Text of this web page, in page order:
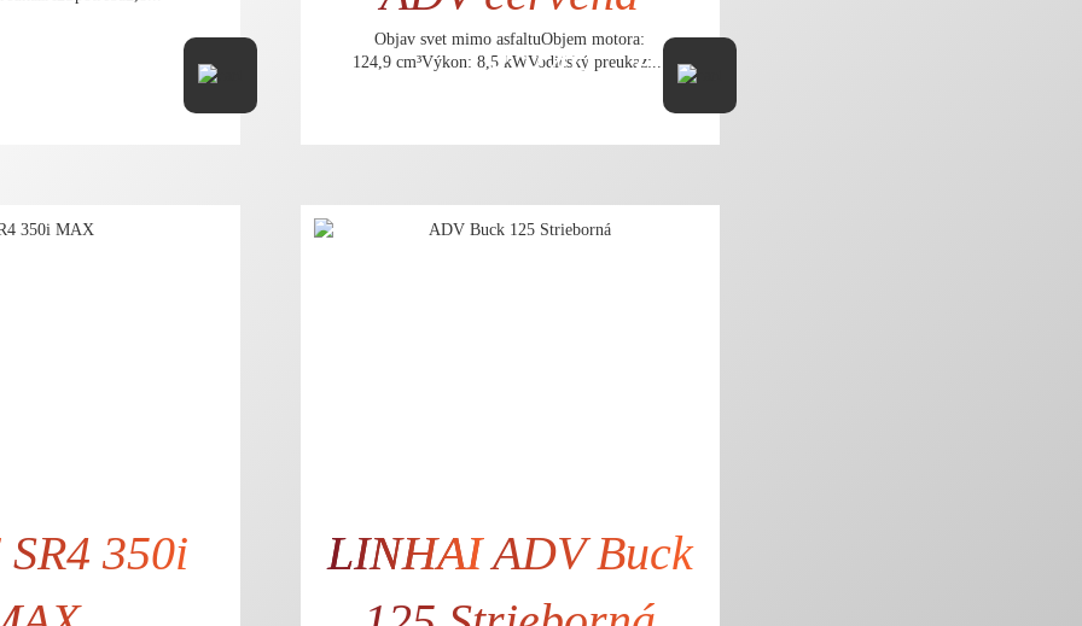
Objav svet mimo asfaltuObjem motora:
124,9 cm³Výkon: 8,5 kWVodičský preukaz:...
3.349,- €
SR4 350i
LINHAIADV Buck